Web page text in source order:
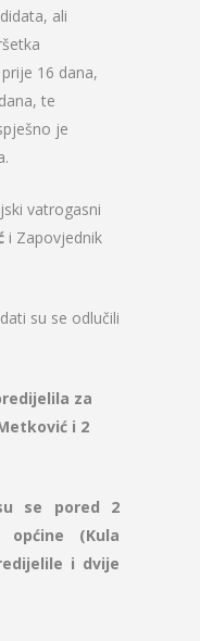
ali
16 dana,
te
je
vatrogasni
i Zapovjednik
su se odlučili
za
i 2
se pored 2
(Kula
i dvije